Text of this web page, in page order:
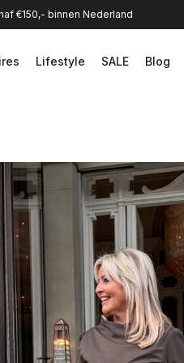
€150,- binnen Nederland
Lifestyle SALE Blog